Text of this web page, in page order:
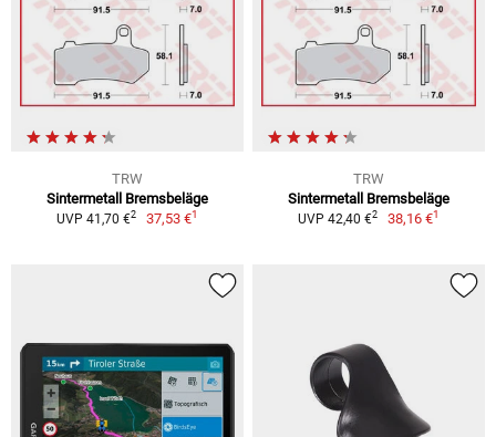
TRW
Sintermetall Bremsbeläge
UVP 41,70 €2 37,53 €1
TRW
Sintermetall Bremsbeläge
UVP 42,40 €2 38,16 €1